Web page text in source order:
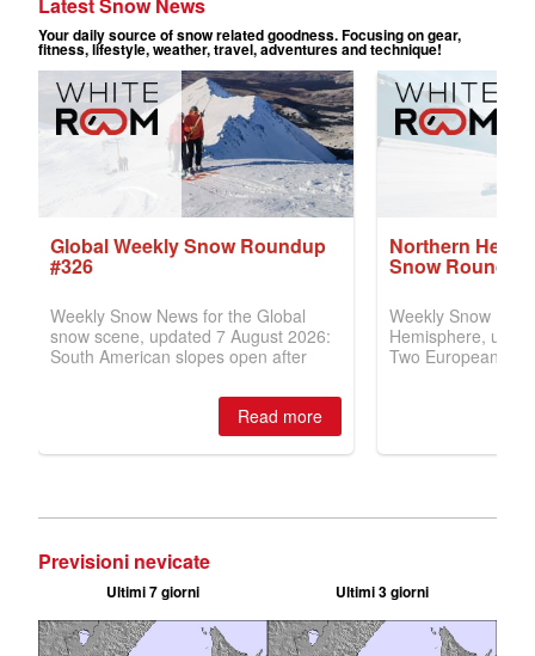
Previsioni nevicate
Ultimi 7 giorni Ultimi 3 giorni